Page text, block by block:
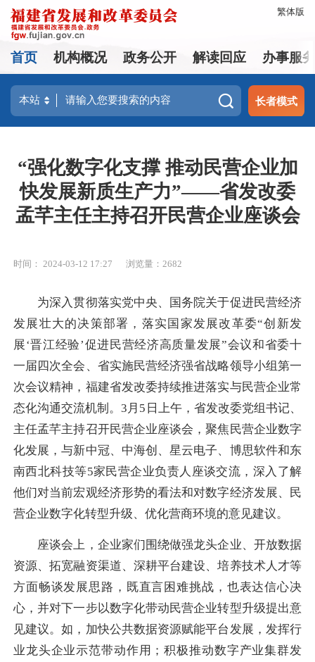
繁体版
首页 机构概况 政务公开 解读回应 办事服
长者模式
“强化数字化支撑 推动民营企业加
快发展新质生产力”——省发改委
孟芊主任主持召开民营企业座谈会
时间： 2024-03-12 17:27 浏览量：2682
为深入贯彻落实党中央、国务院关于促进民营经济
发展壮大的决策部署，落实国家发展改革委“创新发
展‘晋江经验’促进民营经济高质量发展”会议和省委十
一届四次全会、省实施民营经济强省战略领导小组第一
次会议精神，福建省发改委持续推进落实与民营企业常
态化沟通交流机制。3月5日上午，省发改委党组书记、
主任孟芊主持召开民营企业座谈会，聚焦民营企业数字
化发展，与新中冠、中海创、星云电子、博思软件和东
南西北科技等5家民营企业负责人座谈交流，深入了解
他们对当前宏观经济形势的看法和对数字经济发展、民
营企业数字化转型升级、优化营商环境的意见建议。
座谈会上，企业家们围绕做强龙头企业、开放数据
资源、拓宽融资渠道、深耕平台建设、培养技术人才等
方面畅谈发展思路，既直言困难挑战，也表达信心决
心，并对下一步以数字化带动民营企业转型升级提出意
见建议。如，加快公共数据资源赋能平台发展，发挥行
业龙头企业示范带动作用；积极推动数字产业集群发